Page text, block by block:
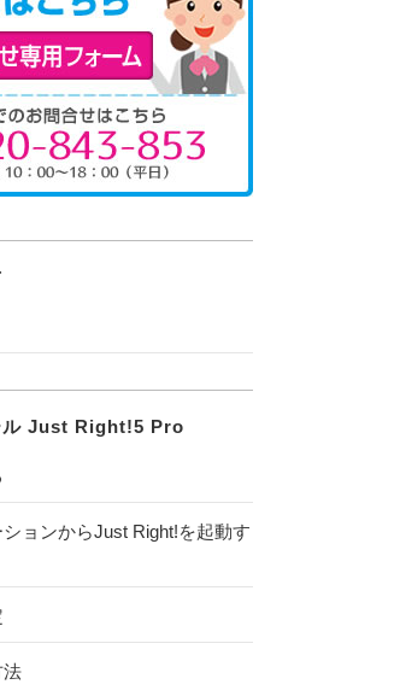
ル Just Right!5 Pro
ョンからJust Right!を起動す
法